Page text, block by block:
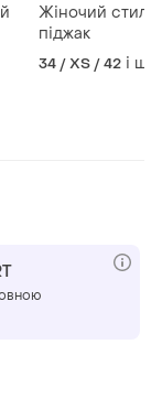
Жіночий
піджак
34 / XS / 42 і ще